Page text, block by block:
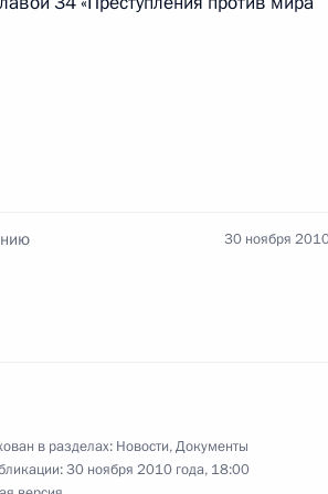
Россия – ЕС
Горки
30 ноября
в разделах: Новости,Документы
30 ноября 2010 года, 18:00